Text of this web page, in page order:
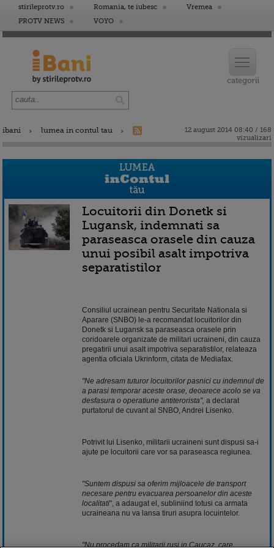
stirileprotv.ro Romania, te iubesc
Vremea
PROTV NEWS
VOYO
ibani lumea in contul tau
12 august 2014 08:40 / 168
vizualizari
Locuitorii din Donetk si
Lugansk, indemnati sa
paraseasca orasele din cauza
unui posibil asalt impotriva
separatistilor
Consiliul ucrainean pentru Securitate Nationala si
Aparare (SNBO) le-a recomandat locuitorilor din
Donetk si Lugansk sa paraseasca orasele prin
coridoarele organizate de militari ucraineni, din cauza
pregatirii unui asalt impotriva separatistilor, relateaza
agentia oficiala Ukrinform, citata de Mediafax.
"Ne adresam tuturor locuitorilor pasnici cu indemnul de
a parasi temporar aceste orase, deoarece acolo se va
desfasura o operatiune antiterorista", a declarat
purtatorul de cuvant al SNBO, Andrei Lisenko.
Potrivit lui Lisenko, militarii ucraineni sunt dispusi sa-i
ajute pe locuitorii care vor sa paraseasca regiunea.
"Suntem dispusi sa oferim mijloacele de transport
necesare pentru evacuarea persoanelor din aceste
localitati", a adaugat el, subliniind totusi ca armata
ucraineana nu va lansa tiruri asupra locuintelor.
"Nu procedam ca militarii rusi in Caucaz, care